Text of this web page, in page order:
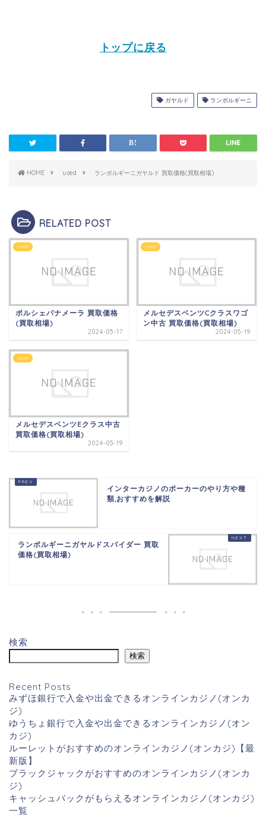
トップに戻る
ガヤルド ランボルギーニ
HOME used ランボルギーニガヤルド 買取価格(買取相場)
RELATED POST
used
ポルシェパナメーラ 買取価格
(買取相場)
2024-05-17
used
メルセデスベンツCクラスワゴ
ン中古 買取価格(買取相場)
2024-05-19
used
メルセデスベンツEクラス中古
買取価格(買取相場)
2024-05-19
インターカジノのポーカーのやり方や種
類,おすすめを解説
ランボルギーニガヤルドスパイダー 買取
価格(買取相場)
検索
検索
Recent Posts
みずほ銀行で入金や出金できるオンラインカジノ(オンカ
ジ)
ゆうちょ銀行で入金や出金できるオンラインカジノ(オン
カジ)
ルーレットがおすすめのオンラインカジノ(オンカジ)【最
新版】
ブラックジャックがおすすめのオンラインカジノ(オンカ
ジ)
キャッシュバックがもらえるオンラインカジノ(オンカジ)
一覧